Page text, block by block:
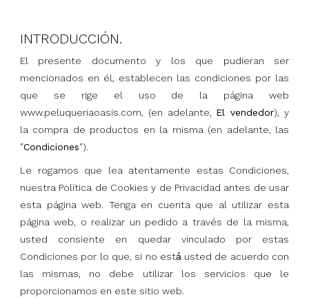
INTRODUCCIÓN.
El presente documento y los que pudieran ser
mencionados en él, establecen las condiciones por las
que se rige el uso de la página web
www.peluqueriaoasis.com, (en adelante, El vendedor), y
la compra de productos en la misma (en adelante, las
"Condiciones").
Le rogamos que lea atentamente estas Condiciones,
nuestra Política de Cookies y de Privacidad antes de usar
esta página web. Tenga en cuenta que al utilizar esta
página web, o realizar un pedido a través de la misma,
usted consiente en quedar vinculado por estas
Condiciones por lo que, si no está́ usted de acuerdo con
las mismas, no debe utilizar los servicios que le
proporcionamos en este sitio web.